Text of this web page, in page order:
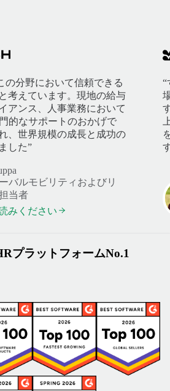
の分野において信頼できる
考えています。現地の給与
アンス、人事業務において
的なサポートのおかげで
、世界規模の成長と成功の
した”
バルモビリティおよびリ
当者
みください
“
プラットフォームNo.1